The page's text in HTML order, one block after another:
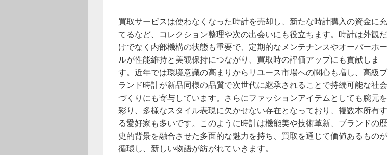
買取サービスは使わなくなった時計を売却し、新たな時計購入の資金に充
てるなど、コレクション整理や次の出会いにも役立ちます。時計は外観だ
けでなく内部機構の状態も重要で、定期的なメンテナンスやオーバーホー
ルが性能維持と美観保持につながり、買取時の評価アップにも貢献しま
す。近年では環境意識の高まりからリユース市場への関心も増し、高級ブ
ランド時計が新品同様の品質で次世代に継承されることで持続可能な社会
づくりにも寄与しています。さらにファッションアイテムとしても腕元を
彩り、多様なスタイル表現に欠かせない存在となっており、複数本所有す
る愛好家も多いです。このように時計は機能美や技術革新、ブランドの歴
史的背景を融合させた多面的な魅力を持ち、買取を通じて価値あるものが
循環し、新しい物語が紡がれていきます。